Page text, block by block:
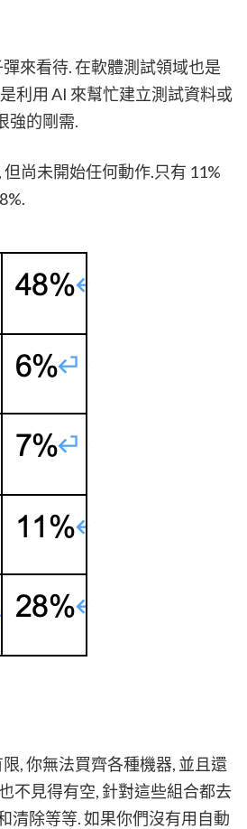
來看待. 在軟體測試領域也是
利用 AI 來幫忙建立測試資料或
強的剛需.
尚未開始任何動作.只有 11%
, 你無法買齊各種機器, 並且還
不見得有空, 針對這些組合都去
清除等等. 如果你們沒有用自動